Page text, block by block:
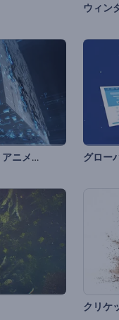
ウィン
「サイバーキューブ」ロゴ アニメーション グロー
クリケ